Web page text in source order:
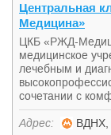
Центральная
Медицина»
ЦКБ «РЖД-
медицинское
лечебным и
сочетании с
Адрес: ВДНХ,